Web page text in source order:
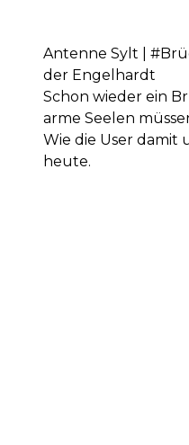
Antenne Sylt |
der Engelhardt
Schon wieder ein
arme Seelen
Wie die User damit
heute.